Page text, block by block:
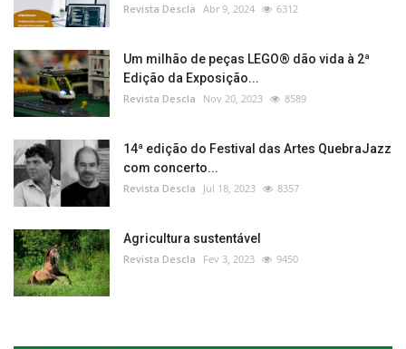
Revista Descla Abr 9, 2024 6312
Um milhão de peças LEGO® dão vida à 2ª
Edição da Exposição...
Revista Descla Nov 20, 2023 8589
14ª edição do Festival das Artes QuebraJazz
com concerto...
Revista Descla Jul 18, 2023 8357
Agricultura sustentável
Revista Descla Fev 3, 2023 9450